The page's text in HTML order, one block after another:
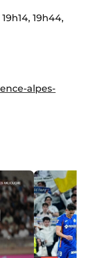
19h44,
alpes-